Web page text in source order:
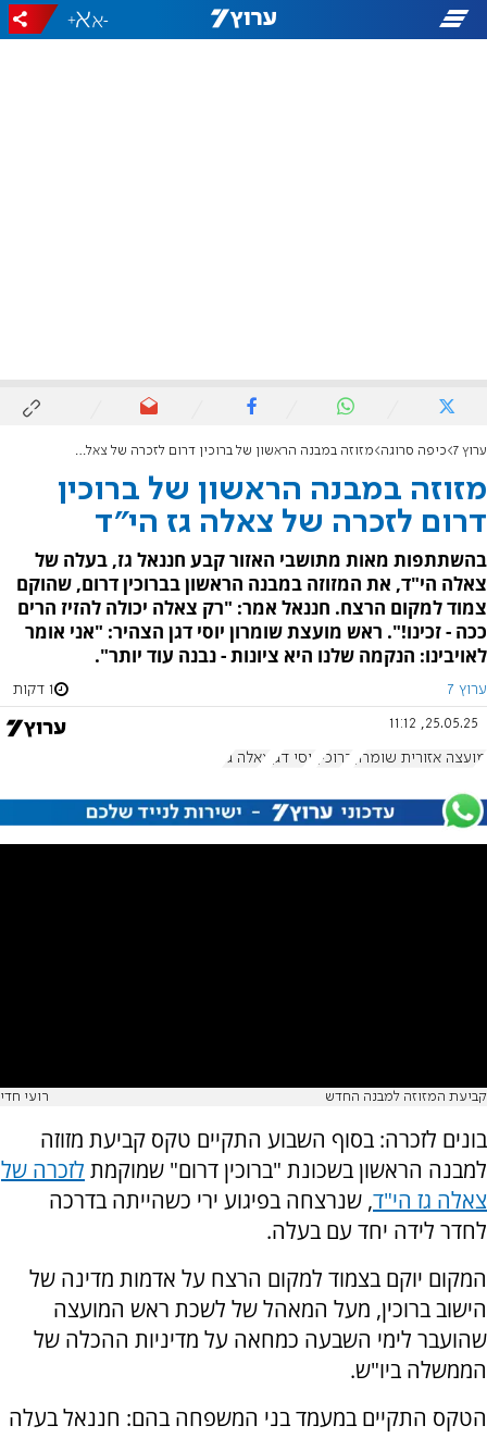
-
+
ערוץ 7 כיפה סרוגה מזוזה במבנה הראשון של ברוכין דרום לזכרה של צאלה גז הי"ד
מזוזה במבנה הראשון של ברוכין
דרום לזכרה של צאלה גז הי"ד
בהשתתפות מאות מתושבי האזור קבע חננאל גז, בעלה של
צאלה הי"ד, את המזוזה במבנה הראשון בברוכין דרום, שהוקם
צמוד למקום הרצח. חננאל אמר: "רק צאלה יכולה להזיז הרים
ככה - זכינו!". ראש מועצת שומרון יוסי דגן הצהיר: "אני אומר
לאויבינו: הנקמה שלנו היא ציונות - נבנה עוד יותר".
ערוץ 7 1 דקות
25.05.25, 11:12
מועצה אזורית שומרון ברוכין יוסי דגן צאלה גז
קביעת המזוזה למבנה החדש רועי חדי
בונים לזכרה: בסוף השבוע התקיים טקס קביעת מזוזה
למבנה הראשון בשכונת "ברוכין דרום" שמוקמת לזכרה של
צאלה גז הי"ד, שנרצחה בפיגוע ירי כשהייתה בדרכה
לחדר לידה יחד עם בעלה.
המקום יוקם בצמוד למקום הרצח על אדמות מדינה של
הישוב ברוכין, מעל המאהל של לשכת ראש המועצה
שהועבר לימי השבעה כמחאה על מדיניות ההכלה של
הממשלה ביו"ש.
הטקס התקיים במעמד בני המשפחה בהם: חננאל בעלה